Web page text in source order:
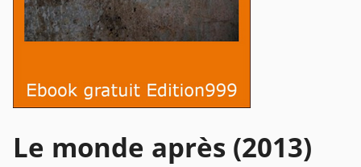
Le monde après (2013)